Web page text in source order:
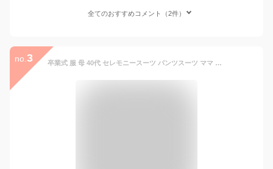
全てのおすすめコメント（2件）
no. 3 卒業式 服 母 40代 セレモニースーツ パンツスーツ ママ セットアップ レディース 秋冬 おしゃれ 入園式 入学式 卒園式 上下セット フォーマル 通勤 OL 30代 (M, グレー)